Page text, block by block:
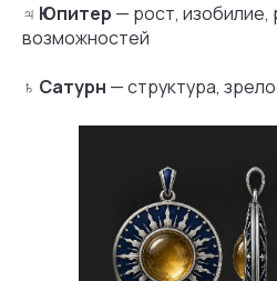
♃ Юпитер — рост, изобилие,
возможностей
♄ Сатурн — структура,